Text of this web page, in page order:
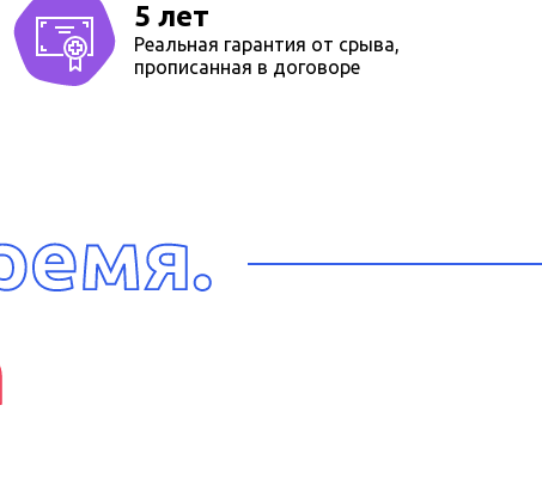
5 лет
Реальная гарантия от срыва,
прописанная в договоре